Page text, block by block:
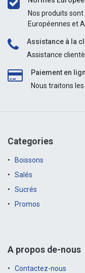
Nos produits
Européennes et
Assistance à la
Assistance
Paiement en
Nous traitons les
Categories
Boissons
Salés
Sucrés
Promos
A propos de-nous
Contactez-nous